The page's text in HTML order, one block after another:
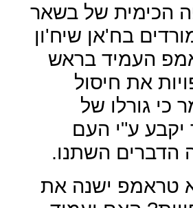
הכימית של בשאר
בח'אן שיח'ון
העמיד בראש
את חיסול
כי גורלו של
ע"י העם
הדברים השתנו.
טראמפ ישנה את